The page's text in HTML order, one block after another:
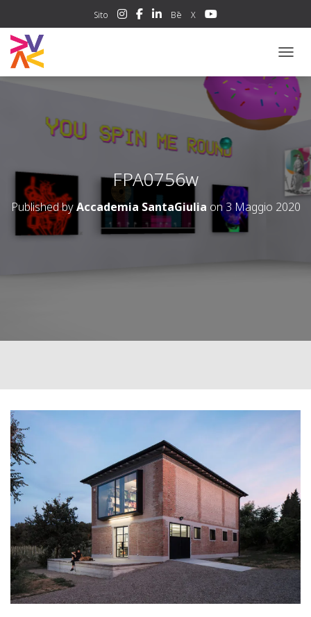
Sito Bē X
FPA0756w
Published byAccademia SantaGiulia on3 Maggio 2020